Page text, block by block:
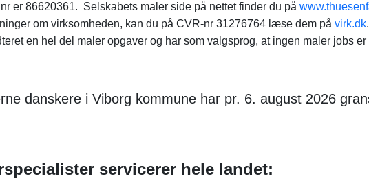
er 86620361. Selskabets maler side på nettet finder du på
om virksomheden, kan du på CVR-nr 31276764 læse dem på virk.dk
en hel del maler opgaver og har som valgsprog, at ingen maler jobs
danskere i Viborg kommune har pr. 6. august 2026
servicerer hele landet: